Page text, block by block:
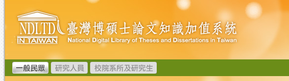
跳
到
主
要
內
容
臺
灣
博
碩
士
論
文